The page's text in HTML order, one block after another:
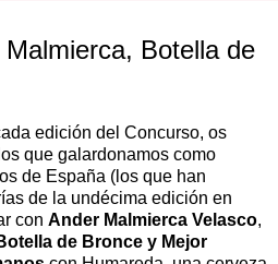
Botella de
edición del Concurso, os
que galardonamos como
de España (los que han
de la undécima edición en
con Ander Malmierca Velasco,
de Bronce y Mejor